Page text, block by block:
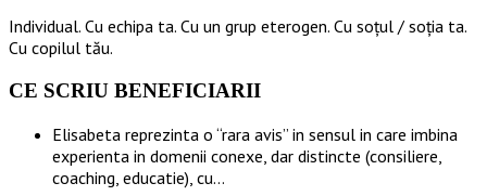
Individual. Cu echipa ta. Cu un grup eterogen. Cu soțul / soția ta.
Cu copilul tău.
CE SCRIU BENEFICIARII
Elisabeta reprezinta o “rara avis” in sensul in care imbina
experienta in domenii conexe, dar distincte (consiliere,
coaching, educatie), cu…